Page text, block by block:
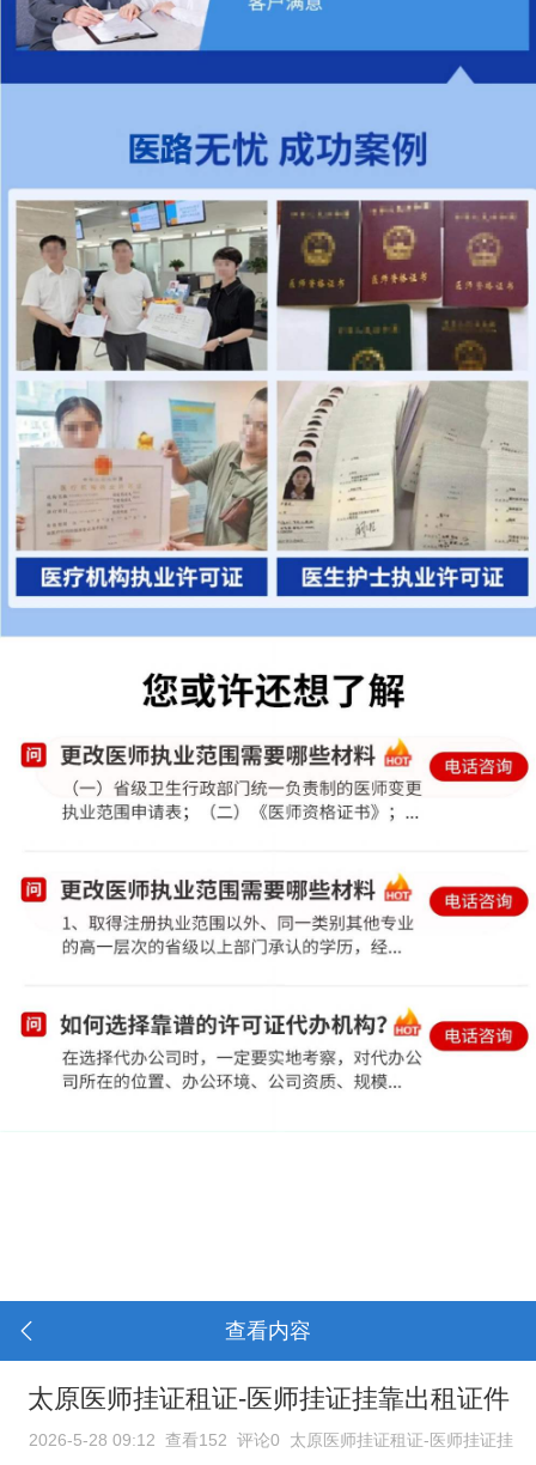
查看内容
太原医师挂证租证-医师挂证挂靠出租证件
2026-5-28 09:12 查看152 评论0
太原医师挂证租证-医师挂证挂